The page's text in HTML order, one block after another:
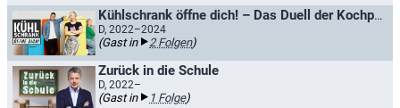
Kühlschrank öffne dich! – Das Duell der Kochprofis
D, 2022–2024
(Gast in 2 Folgen)
Zurück in die Schule
D, 2022–
(Gast in 1 Folge)